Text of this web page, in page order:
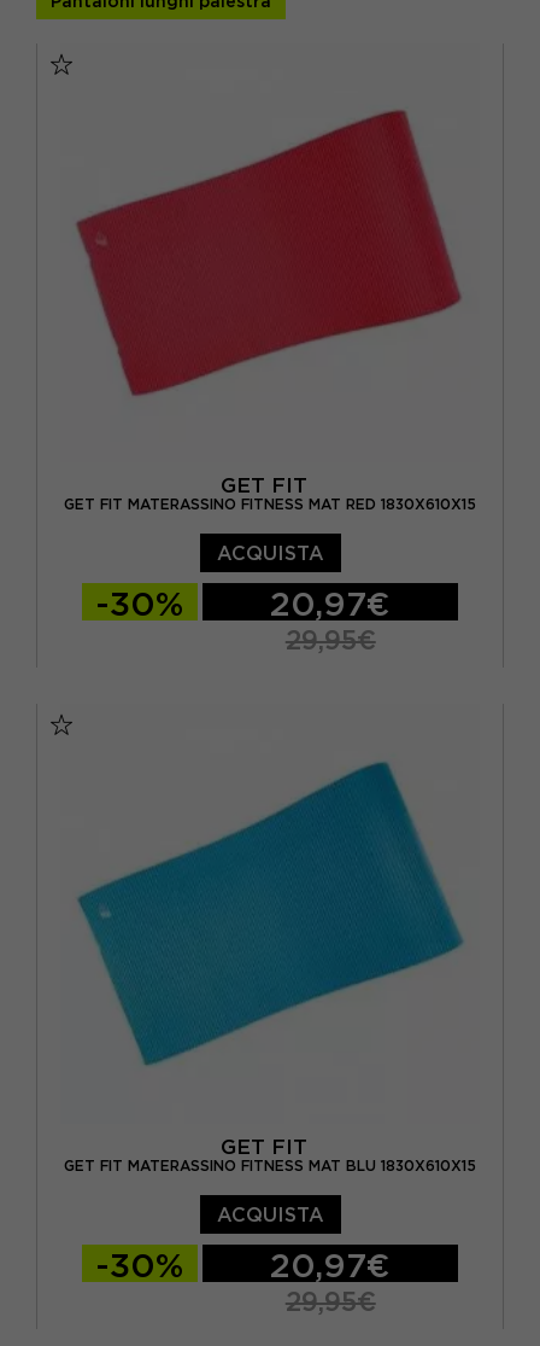
ROSSO(1)
VERDE
GET FIT
GET FIT MATERASSINO FITNESS MAT RED 1830X610X15
ACQUISTA
-30% 20,97€
29,95€
GET FIT
GET FIT MATERASSINO FITNESS MAT BLU 1830X610X15
ACQUISTA
-30% 20,97€
29,95€